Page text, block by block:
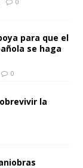
para que el
se haga
0
la